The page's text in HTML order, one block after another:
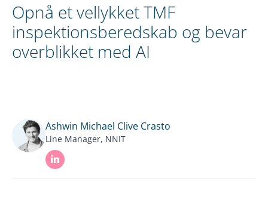
Opnå et vellykket TMF
inspektionsberedskab og bevar
overblikket med AI
Ashwin Michael Clive Crasto
Line Manager, NNIT